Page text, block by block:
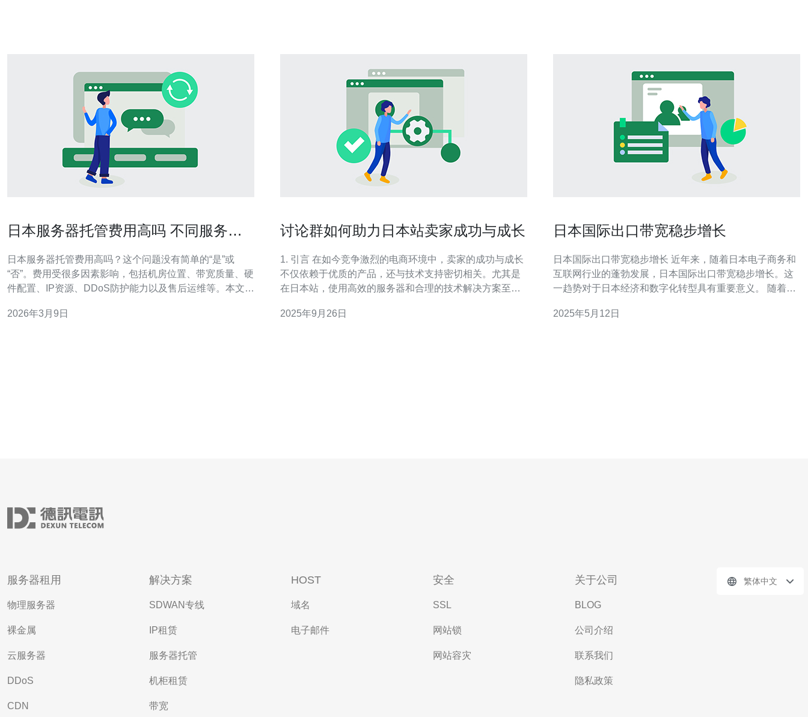
日本服务器托管费用高吗 不同服务商
日本服务器托管费用高吗？这个问题没有简单的“是”或
“否”。费用受很多因素影响，包括机房位置、带宽质量、硬
件配置、IP资源、DDoS防护能力以及售后运维等。本文将
帮助你在选购VPS、独服或机柜托管时更有判断力。 首先
2026年3月9日
讨论群如何助力日本站卖家成功与成长
1. 引言 在如今竞争激烈的电商环境中，卖家的成功与成长
不仅依赖于优质的产品，还与技术支持密切相关。尤其是
在日本站，使用高效的服务器和合理的技术解决方案至关
升技术水平，从而在市场中立于不败之地。 2. 讨论群的作
2025年9月26日
日本国际出口带宽稳步增长
日本国际出口带宽稳步增长 近年来，随着日本电子商务和
互联网行业的蓬勃发展，日本国际出口带宽稳步增长。这
一趋势对于日本经济和数字化转型具有重要意义。 随着人
量持续增加。无论是个人用户还是企业客户，对于网络速
2025年5月12日
服务器租用
物理服务器
裸金属
云服务器
DDoS
CDN
解决方案
SDWAN专线
IP租赁
服务器托管
机柜租赁
带宽
HOST
域名
电子邮件
安全
SSL
网站锁
网站容灾
关于公司
BLOG
公司介绍
联系我们
隐私政策
繁体中文